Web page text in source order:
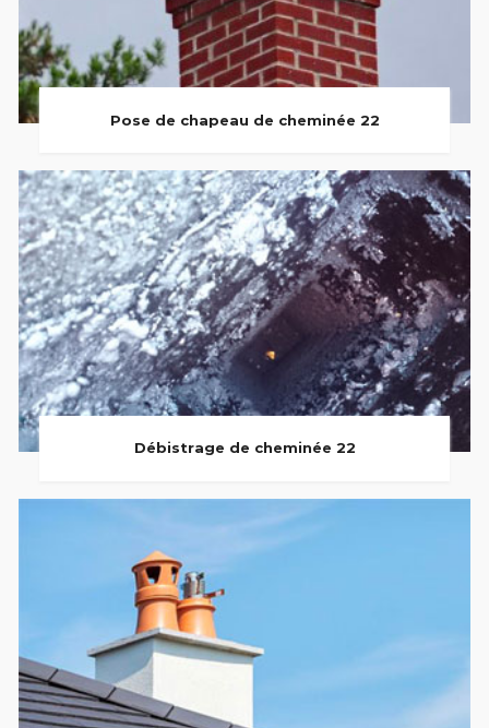
Pose de chapeau de cheminée 22
Débistrage de cheminée 22